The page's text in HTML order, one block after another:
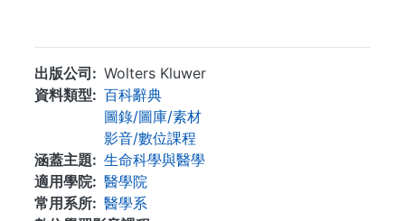
出版公司
Wolters Kluwer
資料類型
百科辭典
圖錄/圖庫/素材
影音/數位課程
涵蓋主題
生命科學與醫學
適用學院
醫學院
常用系所
醫學系